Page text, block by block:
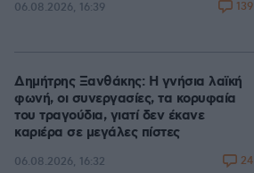
06.08.2026, 16:39 139
Δημήτρης Ξανθάκης: Η γνήσια λαϊκή
φωνή, οι συνεργασίες, τα κορυφαία
του τραγούδια, γιατί δεν έκανε
καριέρα σε μεγάλες πίστες
06.08.2026, 16:32 24